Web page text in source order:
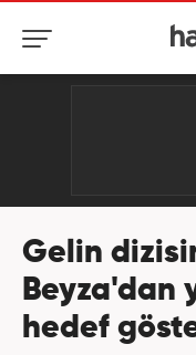
Gelin
Beyza'dan
hedef